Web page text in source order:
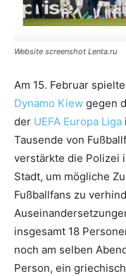
Website screenshot Lenta.ru
Am 15. Februar
Dynamo Kiew gegen
der UEFA Europa Liga
Tausende von
verstärkte die Polizei
Stadt, um mögliche
Fußballfans zu
insgesamt 18
noch am selben
Person, ein